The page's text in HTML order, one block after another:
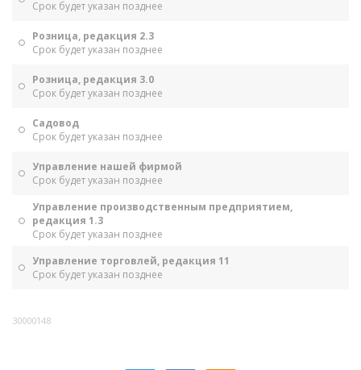
Срок будет указан позднее
Розница, редакция 2.3
Срок будет указан позднее
Розница, редакция 3.0
Срок будет указан позднее
Садовод
Срок будет указан позднее
Управление нашей фирмой
Срок будет указан позднее
Управление производственным предприятием,
редакция 1.3
Срок будет указан позднее
Управление торговлей, редакция 11
Срок будет указан позднее
30000148